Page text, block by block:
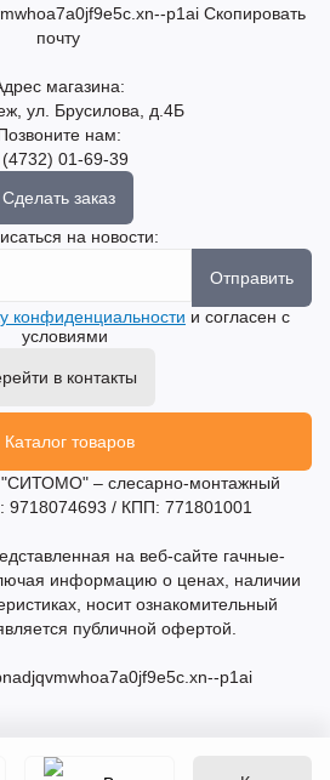
p1ai Скопировать
почту
магазина:
ул. Брусилова, д.4Б
нам:
01-69-39
Сделать заказ
на новости:
Отправить
конфиденциальности и согласен с
условиями
в контакты
Каталог товаров
– слесарно-монтажный
9718074693 / КПП: 771801001
на веб-сайте гачные-
информацию о ценах, наличии
носит ознакомительный
публичной офертой.
p1ai